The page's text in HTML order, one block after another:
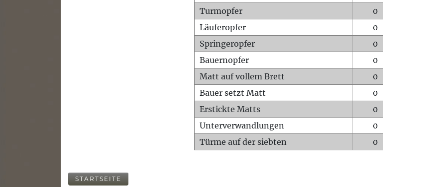
Turmopfer
0
Läuferopfer
0
Springeropfer
0
Bauernopfer
0
Matt auf vollem Brett
0
Bauer setzt Matt
0
Erstickte Matts
0
Unterverwandlungen
0
Türme auf der siebten
0
STARTSEITE